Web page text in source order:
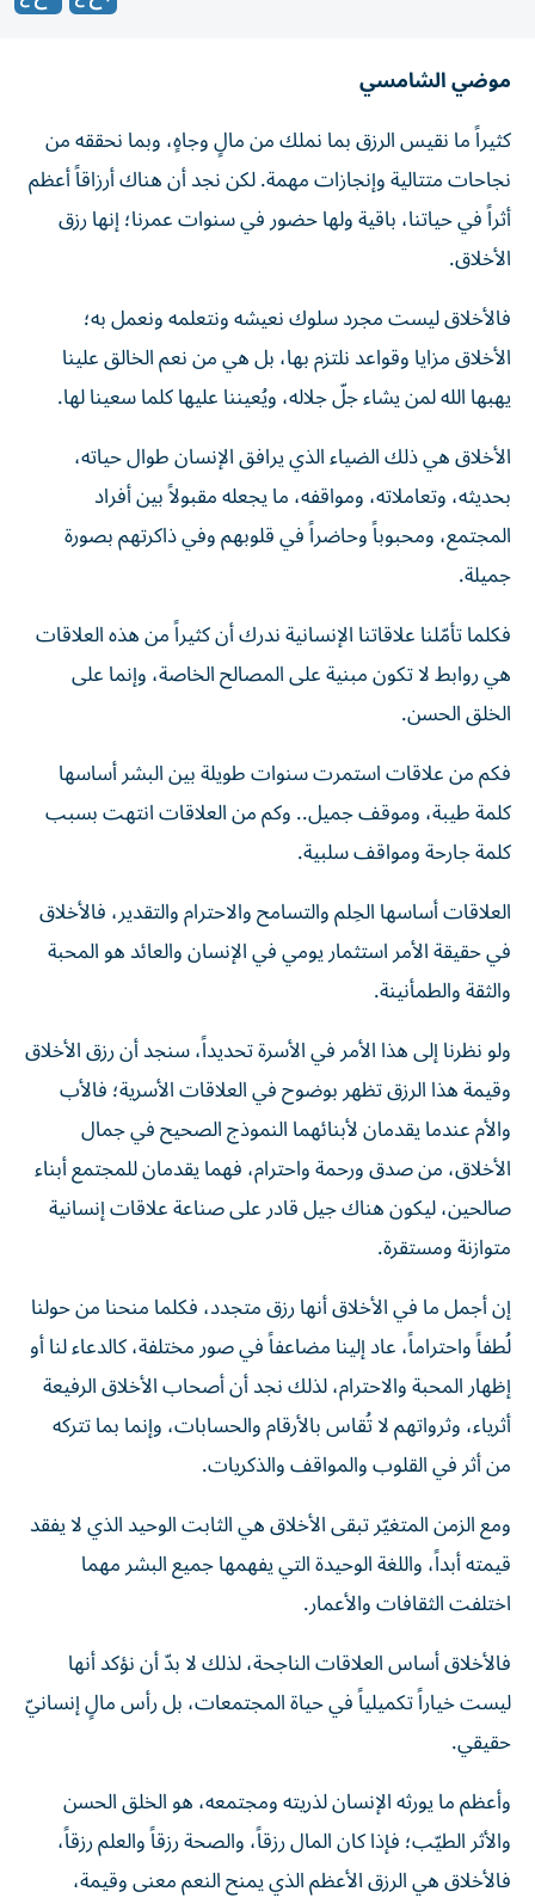
موضي الشامسي
كثيراً ما نقيس الرزق بما نملك من مالٍ وجاهٍ، وبما نحققه من
نجاحات متتالية وإنجازات مهمة. لكن نجد أن هناك أرزاقاً أعظم
أثراً في حياتنا، باقية ولها حضور في سنوات عمرنا؛ إنها رزق
الأخلاق.
فالأخلاق ليست مجرد سلوك نعيشه ونتعلمه ونعمل به؛
الأخلاق مزايا وقواعد نلتزم بها، بل هي من نعم الخالق علينا
يهبها الله لمن يشاء جلّ جلاله، ويُعيننا عليها كلما سعينا لها.
الأخلاق هي ذلك الضياء الذي يرافق الإنسان طوال حياته،
بحديثه، وتعاملاته، ومواقفه، ما يجعله مقبولاً بين أفراد
المجتمع، ومحبوباً وحاضراً في قلوبهم وفي ذاكرتهم بصورة
جميلة.
فكلما تأمّلنا علاقاتنا الإنسانية ندرك أن كثيراً من هذه العلاقات
هي روابط لا تكون مبنية على المصالح الخاصة، وإنما على
الخلق الحسن.
فكم من علاقات استمرت سنوات طويلة بين البشر أساسها
كلمة طيبة، وموقف جميل.. وكم من العلاقات انتهت بسبب
كلمة جارحة ومواقف سلبية.
العلاقات أساسها الحِلم والتسامح والاحترام والتقدير، فالأخلاق
في حقيقة الأمر استثمار يومي في الإنسان والعائد هو المحبة
والثقة والطمأنينة.
ولو نظرنا إلى هذا الأمر في الأسرة تحديداً، سنجد أن رزق الأخلاق
وقيمة هذا الرزق تظهر بوضوح في العلاقات الأسرية؛ فالأب
والأم عندما يقدمان لأبنائهما النموذج الصحيح في جمال
الأخلاق، من صدق ورحمة واحترام، فهما يقدمان للمجتمع أبناء
صالحين، ليكون هناك جيل قادر على صناعة علاقات إنسانية
متوازنة ومستقرة.
إن أجمل ما في الأخلاق أنها رزق متجدد، فكلما منحنا من حولنا
لُطفاً واحتراماً، عاد إلينا مضاعفاً في صور مختلفة، كالدعاء لنا أو
إظهار المحبة والاحترام، لذلك نجد أن أصحاب الأخلاق الرفيعة
أثرياء، وثرواتهم لا تُقاس بالأرقام والحسابات، وإنما بما تتركه
من أثر في القلوب والمواقف والذكريات.
ومع الزمن المتغيّر تبقى الأخلاق هي الثابت الوحيد الذي لا يفقد
قيمته أبداً، واللغة الوحيدة التي يفهمها جميع البشر مهما
اختلفت الثقافات والأعمار.
فالأخلاق أساس العلاقات الناجحة، لذلك لا بدّ أن نؤكد أنها
ليست خياراً تكميلياً في حياة المجتمعات، بل رأس مالٍ إنسانيّ
حقيقي.
وأعظم ما يورثه الإنسان لذريته ومجتمعه، هو الخلق الحسن
والأثر الطيّب؛ فإذا كان المال رزقاً، والصحة رزقاً والعلم رزقاً،
فالأخلاق هي الرزق الأعظم الذي يمنح النعم معنى وقيمة،